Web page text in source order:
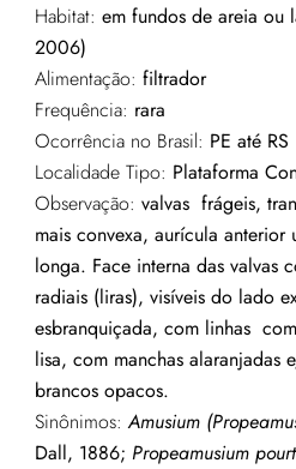
Habitat: em fundos de areia ou
2006)
Alimentação: filtrador
Frequência: rara
Ocorrência no Brasil: PE até RS
Localidade Tipo: Plataforma
Observação: valvas frágeis,
mais convexa, aurícula
longa. Face interna das
radiais (liras), visíveis do lado
esbranquiçada, com linhas
lisa, com manchas alaranjadas
brancos opacos.
Sinônimos:Amusium (
Dall, 1886; Propeamusium